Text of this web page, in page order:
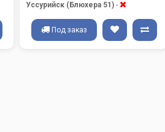
Уссурийск (Блюхера 51) -
Под заказ